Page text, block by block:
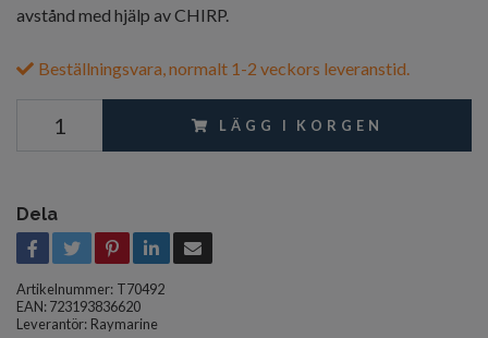
avstånd med hjälp av CHIRP.
Beställningsvara, normalt 1-2 veckors leveranstid.
LÄGG I KORGEN
Dela
Artikelnummer: T70492
EAN: 723193836620
Leverantör: Raymarine